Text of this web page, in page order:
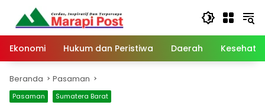
Langsung
konten
Ekonomi
Hukum dan Peristiwa Daerah
Beranda Pasaman
Pasaman Sumatera Barat